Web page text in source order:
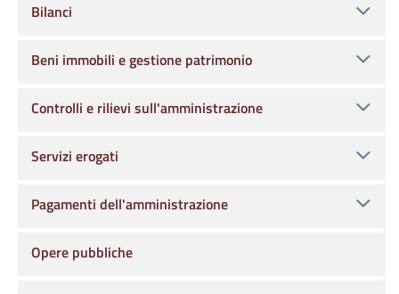
Bilanci
Beni immobili e gestione patrimonio
Controlli e rilievi sull'amministrazione
Servizi erogati
Pagamenti dell'amministrazione
Opere pubbliche